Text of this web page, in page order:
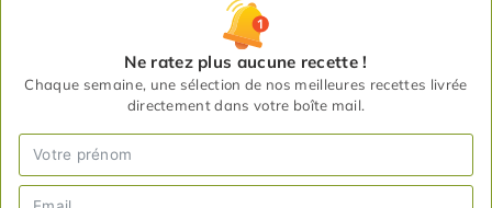
Ne ratez plus aucune recette !
Chaque semaine, une sélection de nos meilleures recettes livrée
directement dans votre boîte mail.